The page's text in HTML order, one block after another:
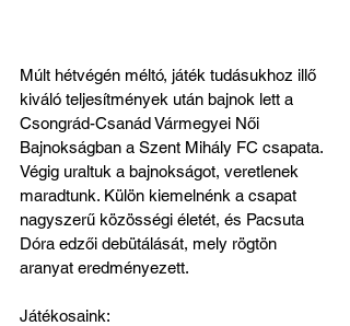
Múlt hétvégén méltó, játék tudásukhoz illő
kiváló teljesítmények után bajnok lett a
Csongrád-Csanád Vármegyei Női
Bajnokságban a Szent Mihály FC csapata.
Végig uraltuk a bajnokságot, veretlenek
maradtunk. Külön kiemelnénk a csapat
nagyszerű közösségi életét, és Pacsuta
Dóra edzői debütálását, mely rögtön
aranyat eredményezett.
Játékosaink: